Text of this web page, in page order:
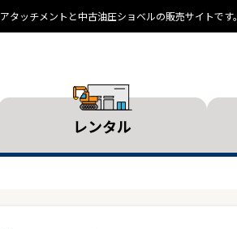
ッチメントと中古油圧ショベルの販売サイトです。
レンタル